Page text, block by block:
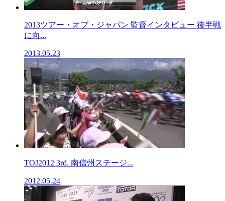
2013ツアー・オブ・ジャパン 監督インタビュー 後半戦
に向...
2013.05.23
TOJ2012 3rd. 南信州ステージ...
2012.05.24